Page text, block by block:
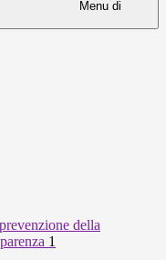
Menu di
della
1